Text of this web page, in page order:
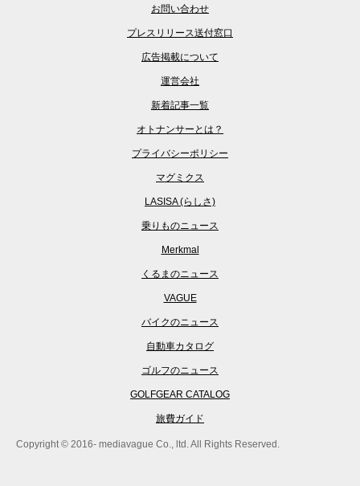
お問い合わせ
プレスリリース送付窓口
広告掲載について
運営会社
新着記事一覧
オトナンサーとは？
プライバシーポリシー
マグミクス
LASISA (らしさ)
乗りものニュース
Merkmal
くるまのニュース
VAGUE
バイクのニュース
自動車カタログ
ゴルフのニュース
GOLFGEAR CATALOG
旅費ガイド
Copyright © 2016- mediavague Co., ltd. All Rights Reserved.